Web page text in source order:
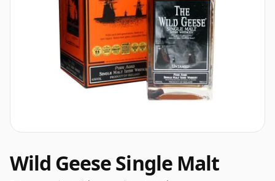
Wild Geese Single Malt